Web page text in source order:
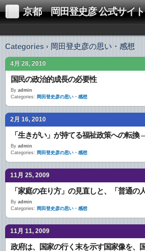
京都 岡田登史彦 公式サイト
Categories › 岡田登史彦の思い・感想
4月 28, 2010
国民の政治的成長の必要性
By admin
Categories: 岡田登史彦の思い・感想
2月 16, 2010
By admin
Categories: 岡田登史彦の思い・感想
11月 25, 2009
By admin
Categories: 岡田登史彦の思い・感想
11月 11, 2009